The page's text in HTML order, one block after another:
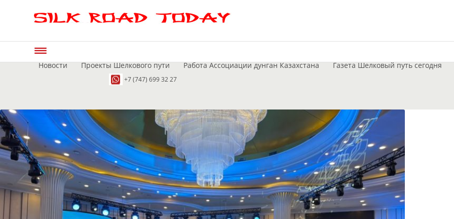
Новости Проекты Шелкового пути Работа Ассоциации дунган Казахстана Газета Шелковый путь сегодня
+7 (747) 699 32 27